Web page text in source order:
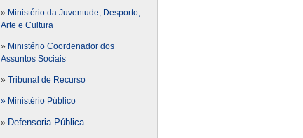
» Ministério da Juventude, Desporto,
Arte e Cultura
» Ministério Coordenador dos
Assuntos Sociais
» Tribunal de Recurso
» Ministério Público
» Defensoria Pública